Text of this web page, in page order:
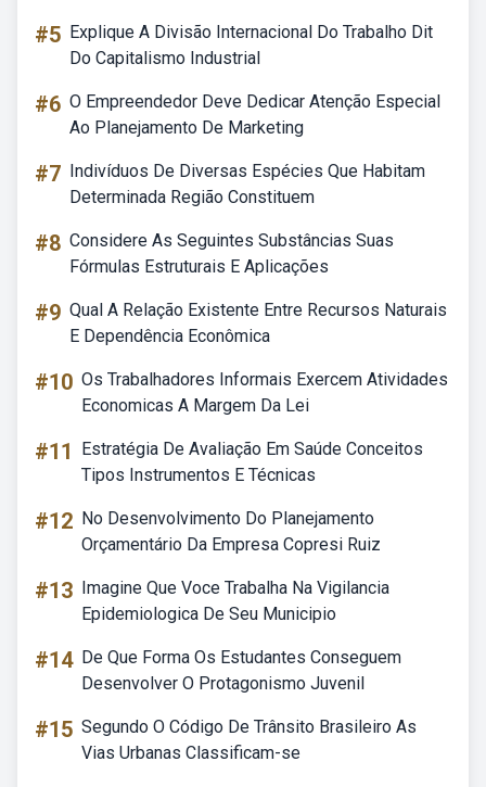
#5 Explique A Divisão Internacional Do Trabalho Dit
Do Capitalismo Industrial
#6 O Empreendedor Deve Dedicar Atenção Especial
Ao Planejamento De Marketing
#7 Indivíduos De Diversas Espécies Que Habitam
Determinada Região Constituem
#8 Considere As Seguintes Substâncias Suas
Fórmulas Estruturais E Aplicações
#9 Qual A Relação Existente Entre Recursos Naturais
E Dependência Econômica
#10 Os Trabalhadores Informais Exercem Atividades
Economicas A Margem Da Lei
#11
Estratégia De Avaliação Em Saúde Conceitos
Tipos Instrumentos E Técnicas
#12 No Desenvolvimento Do Planejamento
Orçamentário Da Empresa Copresi Ruiz
#13 Imagine Que Voce Trabalha Na Vigilancia
Epidemiologica De Seu Municipio
#14 De Que Forma Os Estudantes Conseguem
Desenvolver O Protagonismo Juvenil
#15 Segundo O Código De Trânsito Brasileiro As
Vias Urbanas Classificam-se